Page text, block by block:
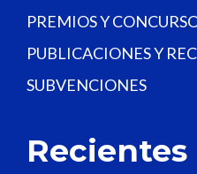
PREMIOS Y
PUBLICACIONES Y
SUBVENCIONES
Recientes